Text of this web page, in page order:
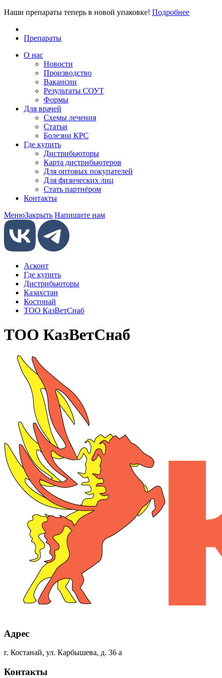
Наши препараты теперь в новой упаковке! Подробнее
Препараты
О нас
Новости
Производство
Вакансии
Результаты СОУТ
Формы
Для врачей
Схемы лечения
Статьи
Болезни КРС
Где купить
Дистрибьюторы
Карта дистрибьютеров
Для оптовых покупателей
Для физических лиц
Стать партнёром
Контакты
МенюЗакрыть Напишите нам
Асконт
Где купить
Дистрибьюторы
Казахстан
Костонай
ТОО КазВетСнаб
ТОО КазВетСнаб
Адрес
г. Костанай, ул. Карбышева, д. 36 а
Контакты